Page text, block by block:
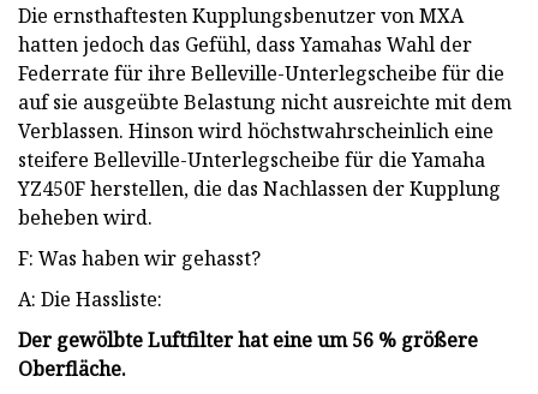
Die ernsthaftesten Kupplungsbenutzer von MXA
hatten jedoch das Gefühl, dass Yamahas Wahl der
Federrate für ihre Belleville-Unterlegscheibe für die
auf sie ausgeübte Belastung nicht ausreichte mit dem
Verblassen. Hinson wird höchstwahrscheinlich eine
steifere Belleville-Unterlegscheibe für die Yamaha
YZ450F herstellen, die das Nachlassen der Kupplung
beheben wird.
F: Was haben wir gehasst?
A: Die Hassliste:
Der gewölbte Luftfilter hat eine um 56 % größere
Oberfläche.